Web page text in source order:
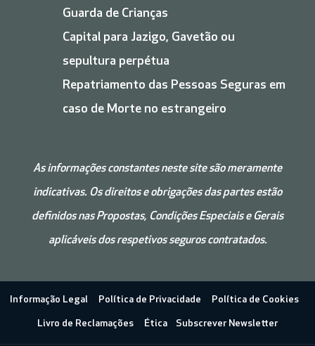
Guarda de Crianças
Capital para Jazigo, Gavetão ou
sepultura perpétua
Repatriamento das Pessoas Seguras em
caso de Morte no estrangeiro
As informações constantes neste site são meramente
indicativas. Os direitos e obrigações das partes estão
definidos nas Propostas, CondiçõesEspeciais e Gerais
aplicáveis dos respetivos seguros contratados.
Informação Legal Política de Privacidade Política de Cookies
Livro de Reclamações Ética Subscrever Newsletter